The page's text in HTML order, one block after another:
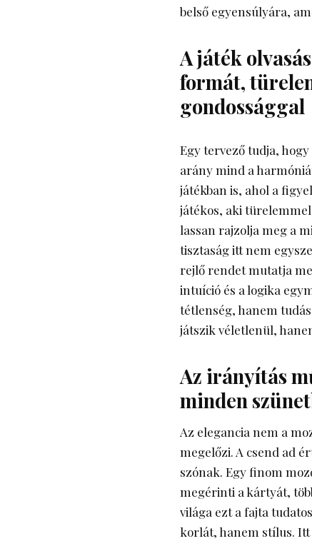
belső egyensúlyára,
A játék
formát,
gondossággal
Egy tervező tudja,
arány mind a
játékban is, ahol a
játékos, aki
lassan rajzolja meg a
tisztaság itt nem
rejlő rendet mutatja
intuíció és a logika
tétlenség, hanem
játszik véletlenül,
Az irányítás
minden
Az elegancia nem a
megelőzi. A csend ad
szónak. Egy finom
megérinti a kártyát,
világa ezt a fajta
korlát, hanem stílus.